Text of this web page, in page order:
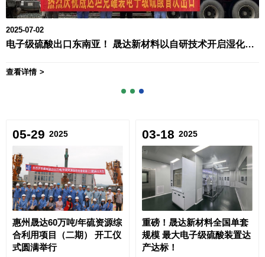
2025-07-02
电子级硫酸出口东南亚！ 晟达新材料以自研技术开启湿化学品国际化新征程
查看详情
05-29 2025
惠州晟达60万吨/年硫资源综
合利用项目（二期） 开工仪
式圆满举行
03-18 2025
重磅！晟达新材料全国单套
规模 最大电子级硫酸装置达
产达标！